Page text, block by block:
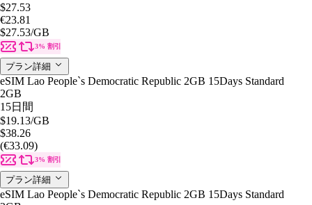
$27.53
€23.81
$27.53/GB
3% 割引
プラン詳細
eSIM Lao People`s Democratic Republic 2GB 15Days Standard
2GB
15日間
$19.13/GB
$38.26
(€33.09)
3% 割引
プラン詳細
eSIM Lao People`s Democratic Republic 2GB 15Days Standard